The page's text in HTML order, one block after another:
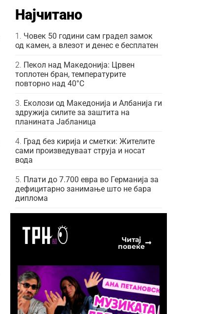
Најчитано
Човек 50 години сам градел замок
од камен, а влезот и денес е бесплатен
Пекол над Македонија: Црвен
топлотен бран, температурите
повторно над 40°C
Еколози од Македонија и Албанија ги
здружија силите за заштита на
планината Јабланица
Град без кирија и сметки: Жителите
сами произведуваат струја и носат
вода
Плати до 7.700 евра во Германија за
дефицитарно занимање што не бара
диплома
Читај
повеќе